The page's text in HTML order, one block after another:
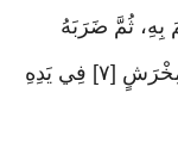
بِهِ، ثُمَّ ضَرَبَهُ
بِالسَّيْفِ، فَقَطَعَ رِجْلَهُ، وَضَرَبَهُ الْيَسِيرُ بِمِخْرَشٍ [٧] فِي يَدِهِ